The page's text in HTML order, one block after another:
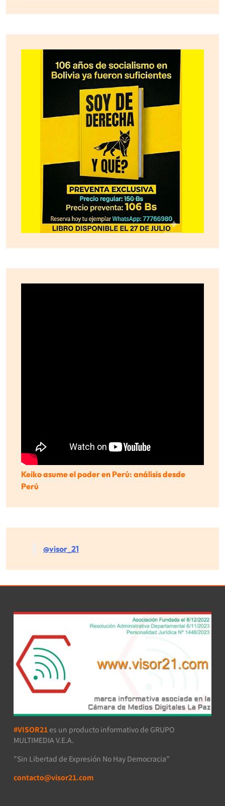
Keiko asume el poder en Perú: análisis desde
Perú
@visor_21
#VISOR21 es un producto informativo de GRUPO
MULTIMEDIA V.E.A.
"Sin Libertad de Expresión No Hay Democracia"
contacto@visor21.com